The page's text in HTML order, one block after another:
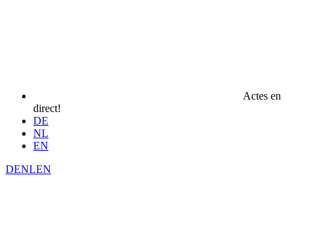
Actes en
direct!
DE
NL
EN
DENLEN